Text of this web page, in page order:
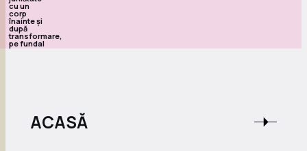
ACASĂ